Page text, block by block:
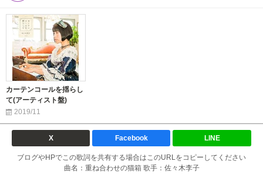
カーテンコールを揺らし
て(アーティスト盤)
2019/11
X Facebook LINE
ブログやHPでこの歌詞を共有する場合はこのURLをコピーしてください
曲名：重ね合わせの猫箱 歌手：佐々木李子